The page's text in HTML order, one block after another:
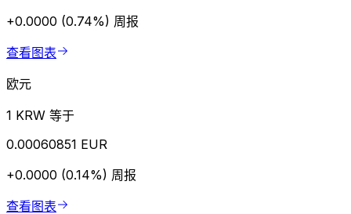
+0.0000 (0.74%) 周报
查看图表
欧元
1 KRW 等于
0.00060851 EUR
+0.0000 (0.14%) 周报
查看图表